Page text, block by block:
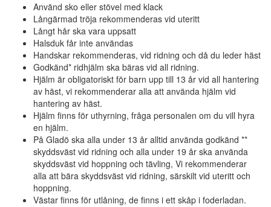
Använd sko eller stövel med klack
Långärmad tröja rekommenderas vid uteritt
Långt hår ska vara uppsatt
Halsduk får inte användas
Handskar rekommenderas, vid ridning och då du leder häst
Godkänd* ridhjälm ska bäras vid all ridning.
Hjälm är obligatoriskt för barn upp till 13 år vid all hantering
av häst, vi rekommenderar alla att använda hjälm vid
hantering av häst.
Hjälm finns för uthyrning, fråga personalen om du vill hyra
en hjälm.
På Gladö ska alla under 13 år alltid använda godkänd **
skyddsväst vid ridning och alla under 19 år ska använda
skyddsväst vid hoppning och tävling, Vi rekommenderar
alla att bära skyddsväst vid ridning, särskilt vid uteritt och
hoppning.
Västar finns för utlåning, de finns i ett skåp i foderladan.